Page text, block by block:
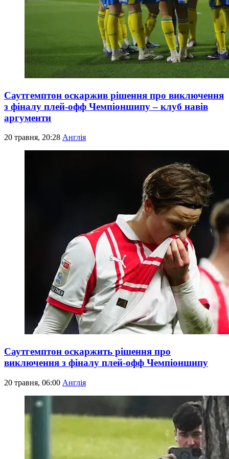
Саутгемптон оскаржив рішення про виключення
з фіналу плей-офф Чемпіоншипу – клуб навів
аргументи
20 травня, 20:28 Англія
Саутгемптон оскаржить рішення про
виключення з фіналу плей-офф Чемпіоншипу
20 травня, 06:00 Англія